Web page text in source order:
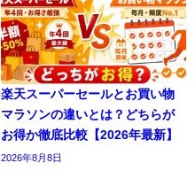
楽天スーパーセールとお買い物
マラソンの違いとは？どちらが
お得か徹底比較【2026年最新】
2026年8月8日